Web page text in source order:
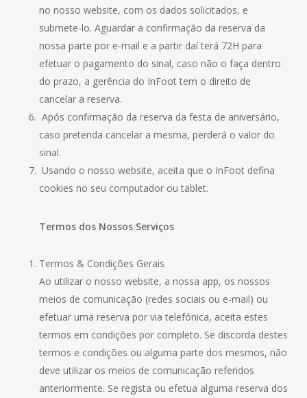
no nosso website, com os dados solicitados, e
submete-lo. Aguardar a confirmação da reserva da
nossa parte por e-mail e a partir daí terá 72H para
efetuar o pagamento do sinal, caso não o faça dentro
do prazo, a gerência do InFoot tem o direito de
cancelar a reserva.
Após confirmação da reserva da festa de aniversário,
caso pretenda cancelar a mesma, perderá o valor do
sinal.
Usando o nosso website, aceita que o InFoot defina
cookies no seu computador ou tablet.
Termos dos Nossos Serviços
Termos & Condições Gerais
Ao utilizar o nosso website, a nossa app, os nossos
meios de comunicação (redes sociais ou e-mail) ou
efetuar uma reserva por via telefónica, aceita estes
termos em condições por completo. Se discorda destes
termos e condições ou alguma parte dos mesmos, não
deve utilizar os meios de comunicação referidos
anteriormente. Se regista ou efetua alguma reserva dos